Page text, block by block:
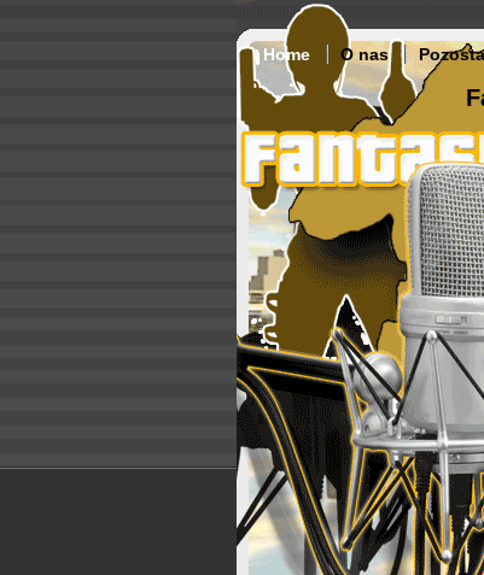
Home O nas